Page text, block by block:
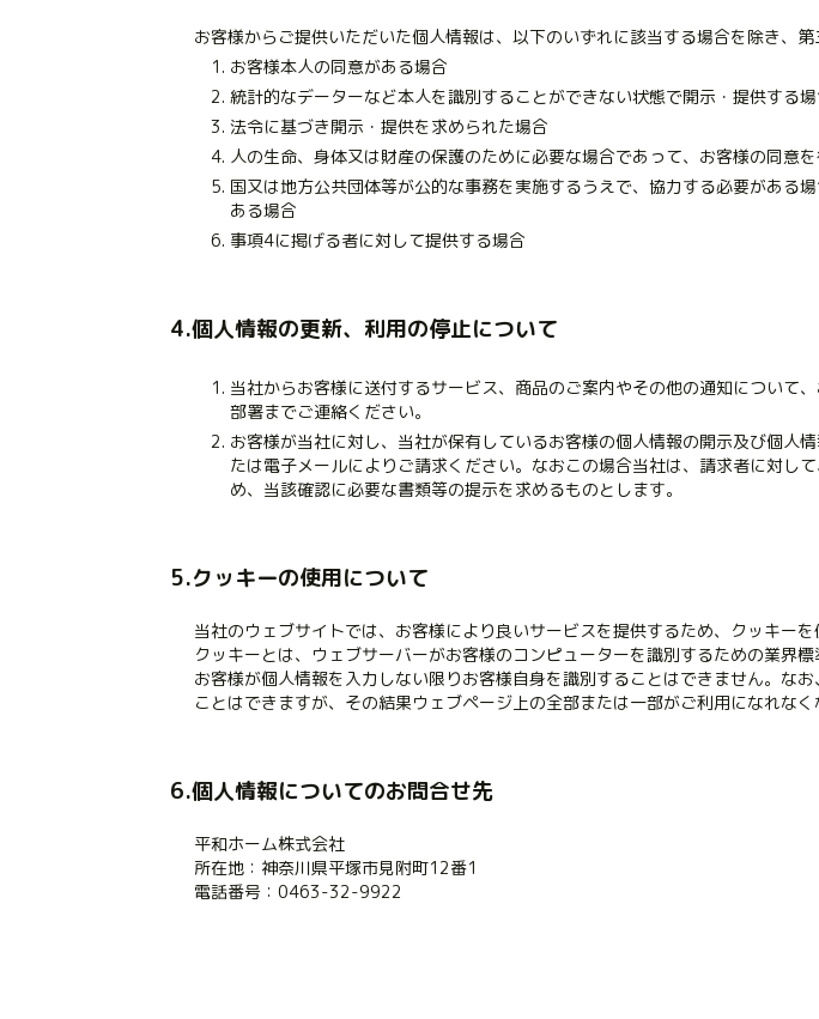
お客様からご提供いただいた個人情報は、以下のいずれに該当する場合を除き、
お客様本人の同意がある場合
統計的なデーターなど本人を識別することができない状態で開示・提供する
法令に基づき開示・提供を求められた場合
人の生命、身体又は財産の保護のために必要な場合であって、お客様の同意
国又は地方公共団体等が公的な事務を実施するうえで、協力する必要がある
ある場合
事項4に掲げる者に対して提供する場合
4.個人情報の更新、利用の停止について
当社からお客様に送付するサービス、商品のご案内やその他の通知について
部署までご連絡ください。
お客様が当社に対し、当社が保有しているお客様の個人情報の開示及び個人
たは電子メールによりご請求ください。なおこの場合当社は、請求者に対し
め、当該確認に必要な書類等の提示を求めるものとします。
5.クッキーの使用について
当社のウェブサイトでは、お客様により良いサービスを提供するため、クッキーを
クッキーとは、ウェブサーバーがお客様のコンピューターを識別するための業界
お客様が個人情報を入力しない限りお客様自身を識別することはできません。な
ことはできますが、その結果ウェブページ上の全部または一部がご利用になれなく
6.個人情報についてのお問合せ先
平和ホーム株式会社
所在地：神奈川県平塚市見附町12番1
電話番号：0463-32-9922